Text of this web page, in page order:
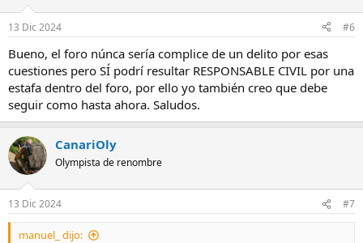
13 Dic 2024 #6
Bueno, el foro núnca sería complice de un delito por esas
cuestiones pero SÍ podrí resultar RESPONSABLE CIVIL por una
estafa dentro del foro, por ello yo también creo que debe
seguir como hasta ahora. Saludos.
CanariOly
Olympista de renombre
13 Dic 2024 #7
manuel_ dijo: